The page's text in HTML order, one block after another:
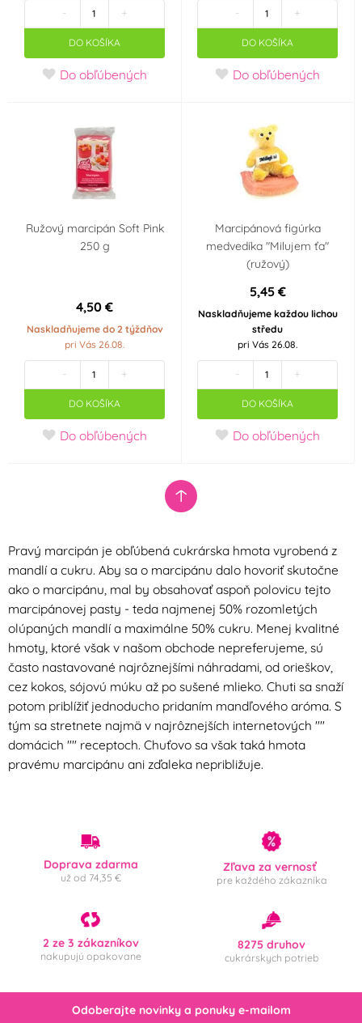
Oranžová (2) Růžová (4)
Žlutá (11)
Marcipán (4)
Neobsahuje AZO
Neobsahuje laktózu
(Lactose free) (1)
Neobsahuje palmový
Neobsahuje
transmastné kyseliny
(TFA Free) (1)
Party téma
Svatba Angry Birds
Tlapková patrola -
Paw Patrol
Jednorožec - Unicorn
Hello Kitty
Frozen - Ledové
království
Krteček
Mickey a Minnie
Mouse
Fotbal Halloween
Příchuť
Krajina pôvodu
- +
DO KOŠÍKA
Do obľúbených
- +
DO KOŠÍKA
Do obľúbených
Ružový marcipán Soft Pink
250 g
4,50 €
Naskladňujeme do 2 týždňov
pri Vás 26.08.
- +
DO KOŠÍKA
Do obľúbených
Marcipánová figúrka
medvedíka "Milujem ťa"
(ružový)
5,45 €
Naskladňujeme každou lichou
středu
pri Vás 26.08.
- +
DO KOŠÍKA
Do obľúbených
Pravý marcipán je obľúbená cukrárska hmota vyrobená z
mandlí a cukru. Aby sa o marcipánu dalo hovoriť skutočne
ako o marcipánu, mal by obsahovať aspoň polovicu tejto
marcipánovej pasty - teda najmenej 50% rozomletých
olúpaných mandlí a maximálne 50% cukru. Menej kvalitné
hmoty, ktoré však v našom obchode nepreferujeme, sú
často nastavované najrôznejšími náhradami, od orieškov,
cez kokos, sójovú múku až po sušené mlieko. Chuti sa snaží
potom priblížiť jednoducho pridaním mandľového aróma. S
tým sa stretnete najmä v najrôznejších internetových ""
domácich "" receptoch. Chuťovo sa však taká hmota
pravému marcipánu ani zďaleka nepribližuje.
Doprava zdarma
už od 74,35 €
Zľava za vernosť
pre každého zákazníka
2 ze 3 zákazníkov
nakupujú opakovane
8275 druhov
cukrárskych potrieb
Odoberajte novinky a ponuky e-mailom